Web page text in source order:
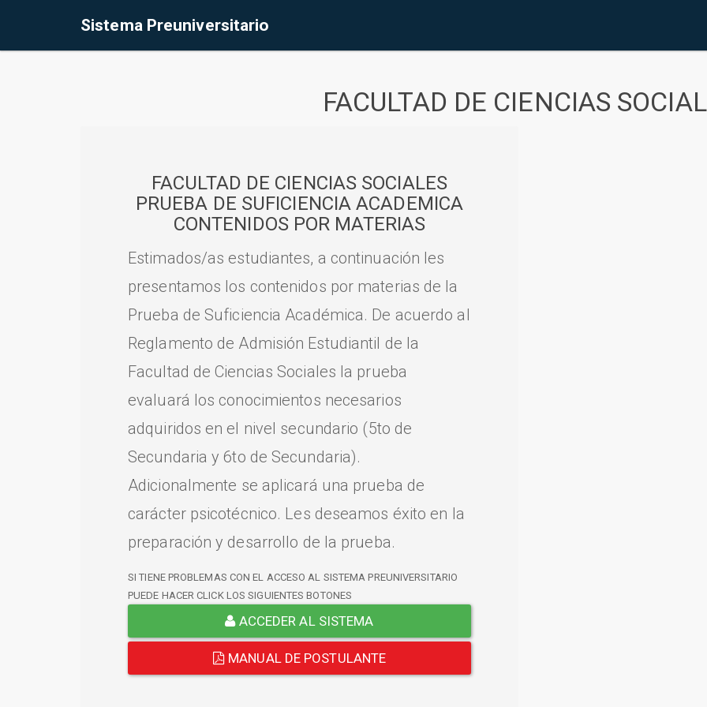
Sistema Preuniversitario
FACULTAD DE CIENCIAS
FACULTAD DE CIENCIAS SOCIALES
PRUEBA DE SUFICIENCIA ACADEMICA
CONTENIDOS POR MATERIAS
Estimados/as estudiantes, a continuación les
presentamos los contenidos por materias de la
Prueba de Suficiencia Académica. De acuerdo al
Reglamento de Admisión Estudiantil de la
Facultad de Ciencias Sociales la prueba
evaluará los conocimientos necesarios
adquiridos en el nivel secundario (5to de
Secundaria y 6to de Secundaria).
Adicionalmente se aplicará una prueba de
carácter psicotécnico. Les deseamos éxito en la
preparación y desarrollo de la prueba.
SI TIENE PROBLEMAS CON EL ACCESO AL SISTEMA PREUNIVERSITARIO
PUEDE HACER CLICK LOS SIGUIENTES BOTONES
ACCEDER AL SISTEMA
MANUAL DE POSTULANTE